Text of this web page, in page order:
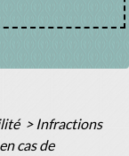
> Infractions
cas de